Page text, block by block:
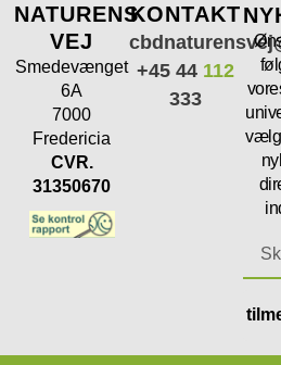
NATURENS
VEJ
Smedevænget
6A
7000
Fredericia
CVR.
31350670
KONTAKT
+45 44 112
333